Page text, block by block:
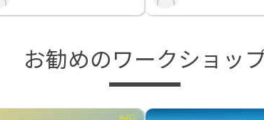
お勧めのワークショッ